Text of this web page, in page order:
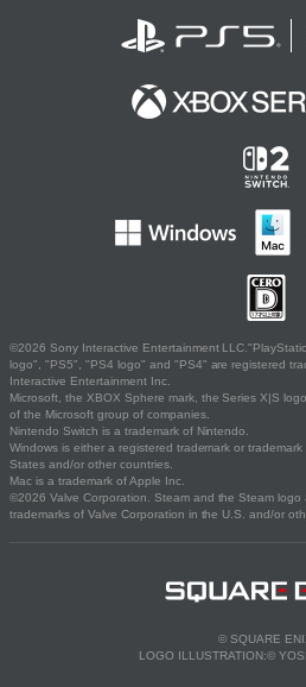
©2026 Sony Interactive Entertainment
logo", "PS5", "PS4 logo" and "PS4" are registered
Interactive Entertainment Inc.
Microsoft, the XBOX Sphere mark, the Series X|S
of the Microsoft group of companies.
Nintendo Switch is a trademark of Nintendo.
Windows is either a registered trademark or
States and/or other countries.
Mac is a trademark of Apple Inc.
©2026 Valve Corporation. Steam and the Steam logo
trademarks of Valve Corporation in the U.S. and/or
© SQUARE
LOGO ILLUSTRATION:©